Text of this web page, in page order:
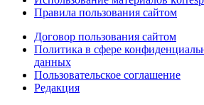
Правила пользования сайтом
Договор пользования сайтом
Политика в сфере
данных
Пользовательское соглашение
Редакция